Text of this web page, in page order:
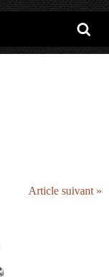
Article suivant »